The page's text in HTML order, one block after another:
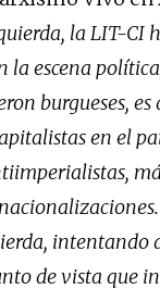
la LIT-CI
la escena
burgueses, es
en el
intentando
de vista que